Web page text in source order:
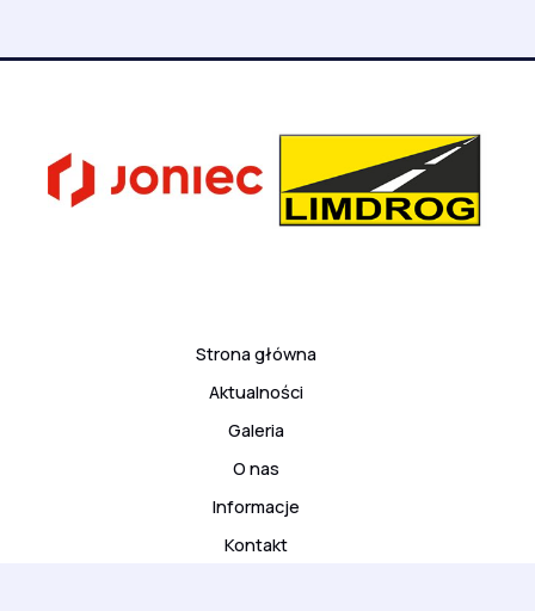
Strona główna
Aktualności
Galeria
O nas
Informacje
Kontakt